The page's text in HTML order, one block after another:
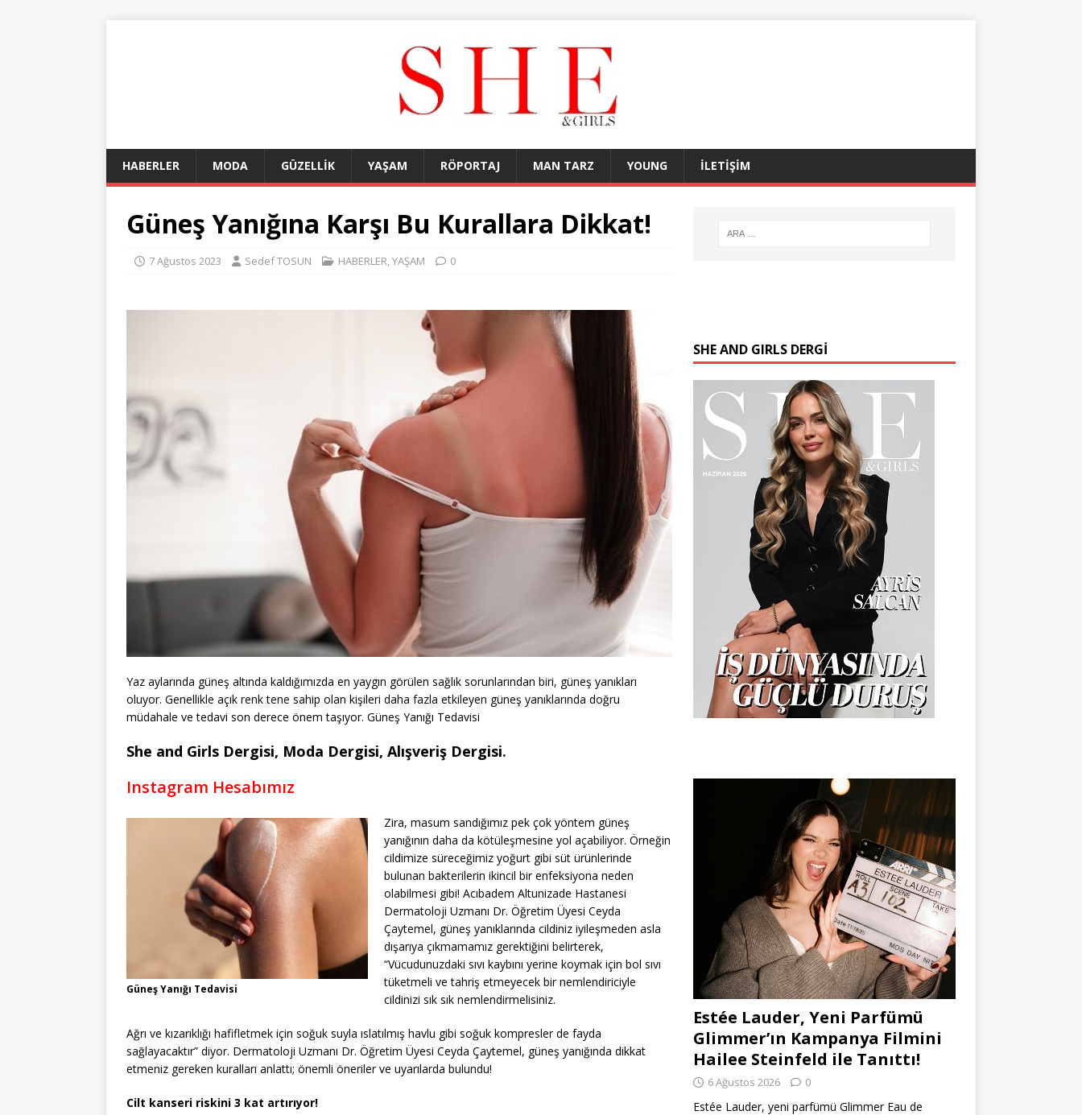
HABERLER MODA GÜZELLİK YAŞAM RÖPORTAJ MAN TARZ YOUNG İLETİŞİM
Güneş Yanığına Karşı Bu Kurallara Dikkat!
7 Ağustos 2023 Sedef TOSUN HABERLER,YAŞAM 0
Yaz aylarında güneş altında kaldığımızda en yaygın görülen sağlık sorunlarından biri, güneş yanıkları
oluyor. Genellikle açık renk tene sahip olan kişileri daha fazla etkileyen güneş yanıklarında doğru
müdahale ve tedavi son derece önem taşıyor. Güneş Yanığı Tedavisi
She and Girls Dergisi, Moda Dergisi, Alışveriş Dergisi.
Instagram Hesabımız
Güneş Yanığı Tedavisi
Zira, masum sandığımız pek çok yöntem güneş
yanığının daha da kötüleşmesine yol açabiliyor. Örneğin
cildimize süreceğimiz yoğurt gibi süt ürünlerinde
bulunan bakterilerin ikincil bir enfeksiyona neden
olabilmesi gibi! Acıbadem Altunizade Hastanesi
Dermatoloji Uzmanı Dr. Öğretim Üyesi Ceyda
Çaytemel, güneş yanıklarında cildiniz iyileşmeden asla
dışarıya çıkmamamız gerektiğini belirterek,
“Vücudunuzdaki sıvı kaybını yerine koymak için bol sıvı
tüketmeli ve tahriş etmeyecek bir nemlendiriciyle
cildinizi sık sık nemlendirmelisiniz.
Ağrı ve kızarıklığı hafifletmek için soğuk suyla ıslatılmış havlu gibi soğuk kompresler de fayda
sağlayacaktır” diyor. Dermatoloji Uzmanı Dr. Öğretim Üyesi Ceyda Çaytemel, güneş yanığında dikkat
etmeniz gereken kuralları anlattı; önemli öneriler ve uyarılarda bulundu!
Cilt kanseri riskini 3 kat artırıyor!
SHE AND GIRLS DERGİ
Estée Lauder, Yeni Parfümü
Glimmer’ın Kampanya Filmini
Hailee Steinfeld ile Tanıttı!
6 Ağustos 2026 0
Estée Lauder, yeni parfümü Glimmer Eau de